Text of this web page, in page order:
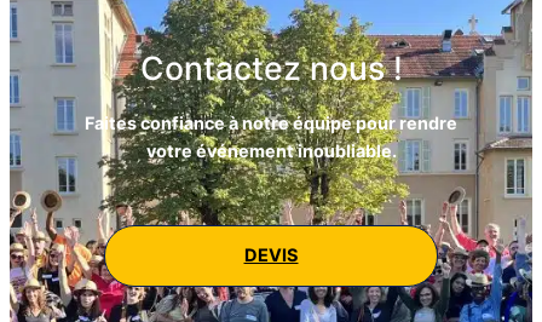
Contactez nous !
Faites confiance à notre équipe pour rendre
votre événement inoubliable.
DEVIS